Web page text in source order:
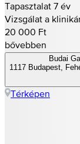
Tapasztalat 7 év
Vizsgálat a
20 000 Ft
bővebben
Budai
1117 Budapest,
Térképen